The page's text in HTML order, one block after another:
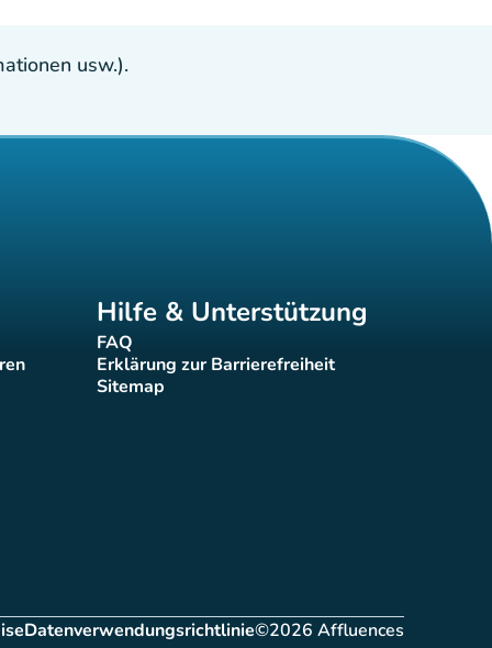
usw.).
Hilfe & Unterstützung
FAQ(new tab)
Erklärung zur Barrierefreiheit
(new tab)
Sitemap(new tab)
Datenverwendungsrichtlinie
(new tab) ©2026 Affluences